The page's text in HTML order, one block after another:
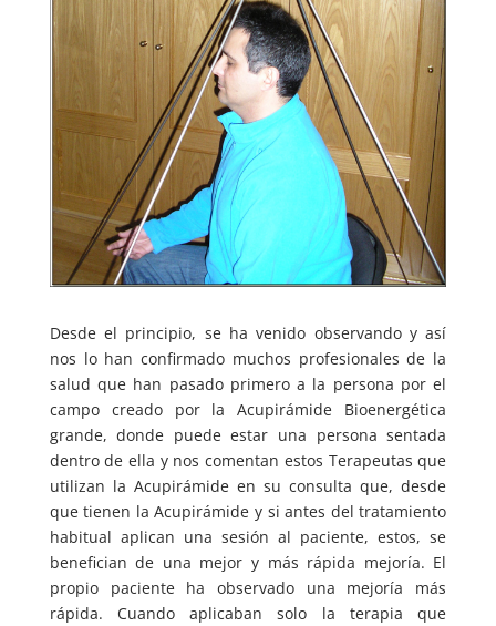
Desde el principio, se ha venido observando y así
nos lo han confirmado muchos profesionales de la
salud que han pasado primero a la persona por el
campo creado por la Acupirámide Bioenergética
grande, donde puede estar una persona sentada
dentro de ella y nos comentan estos Terapeutas que
utilizan la Acupirámide en su consulta que, desde
que tienen la Acupirámide y si antes del tratamiento
habitual aplican una sesión al paciente, estos, se
benefician de una mejor y más rápida mejoría. El
propio paciente ha observado una mejoría más
rápida. Cuando aplicaban solo la terapia que